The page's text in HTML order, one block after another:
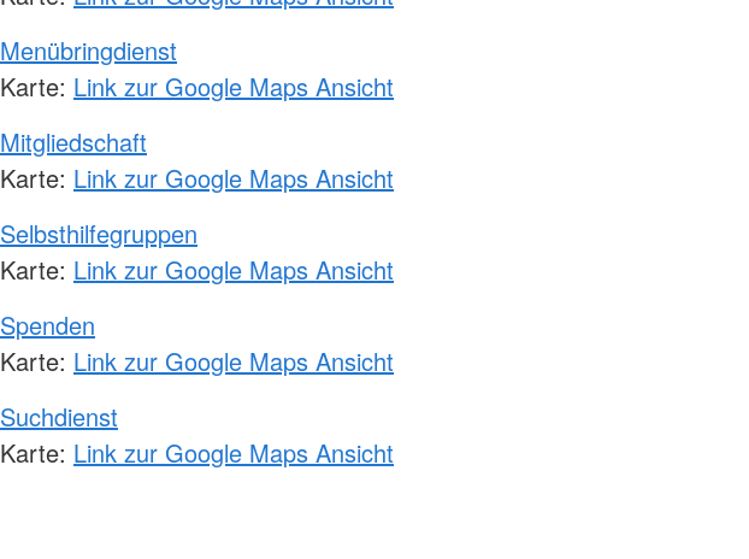
Menübringdienst
Karte: Link zur Google Maps Ansicht
Mitgliedschaft
Karte: Link zur Google Maps Ansicht
Selbsthilfegruppen
Karte: Link zur Google Maps Ansicht
Spenden
Karte: Link zur Google Maps Ansicht
Suchdienst
Karte: Link zur Google Maps Ansicht